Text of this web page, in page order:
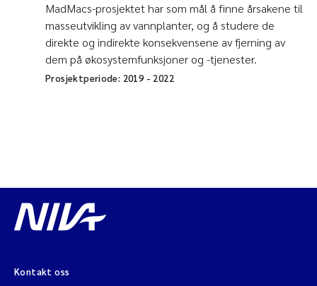
MadMacs-prosjektet har som mål å finne årsakene til
masseutvikling av vannplanter, og å studere de
direkte og indirekte konsekvensene av fjerning av
dem på økosystemfunksjoner og -tjenester.
Prosjektperiode: 2019- 2022
Kontakt oss